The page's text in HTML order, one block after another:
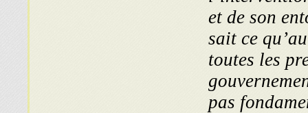
et de son
sait ce
toutes les
pas